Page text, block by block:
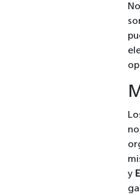
y